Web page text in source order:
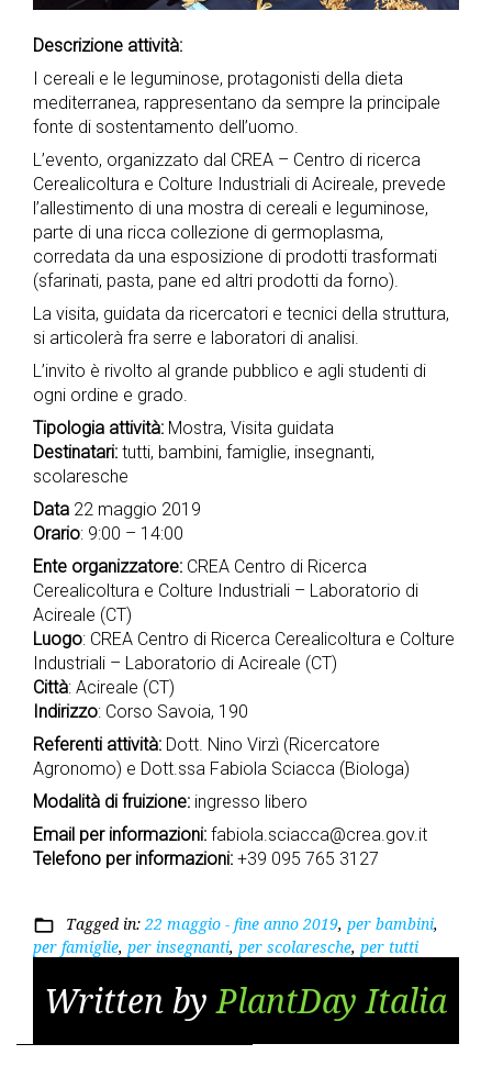
Descrizione attività:
I cereali e le leguminose, protagonisti della dieta
mediterranea, rappresentano da sempre la principale
fonte di sostentamento dell’uomo.
L’evento, organizzato dal CREA – Centro di ricerca
Cerealicoltura e Colture Industriali di Acireale, prevede
l’allestimento di una mostra di cereali e leguminose,
parte di una ricca collezione di germoplasma,
corredata da una esposizione di prodotti trasformati
(sfarinati, pasta, pane ed altri prodotti da forno).
La visita, guidata da ricercatori e tecnici della struttura,
si articolerà fra serre e laboratori di analisi.
L’invito è rivolto al grande pubblico e agli studenti di
ogni ordine e grado.
Tipologia attività: Mostra, Visita guidata
Destinatari: tutti, bambini, famiglie, insegnanti,
scolaresche
Data 22 maggio 2019
Orario: 9:00 – 14:00
Ente organizzatore: CREA Centro di Ricerca
Cerealicoltura e Colture Industriali – Laboratorio di
Acireale (CT)
Luogo: CREA Centro di Ricerca Cerealicoltura e Colture
Industriali – Laboratorio di Acireale (CT)
Città: Acireale (CT)
Indirizzo: Corso Savoia, 190
Referenti attività: Dott. Nino Virzì (Ricercatore
Agronomo) e Dott.ssa Fabiola Sciacca (Biologa)
Modalità di fruizione: ingresso libero
Email per informazioni: fabiola.sciacca@crea.gov.it
Telefono per informazioni: +39 095 765 3127
folder_open Tagged in: 22 maggio - fine anno 2019, per bambini,
per famiglie, per insegnanti, per scolaresche, per tutti
Written byPlantDay Italia